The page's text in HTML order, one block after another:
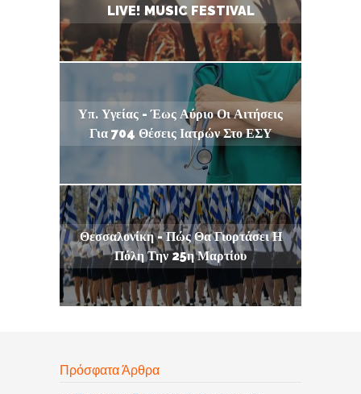
LIVE! MUSIC FESTIVAL
Υπ. Υγείας - Έως Αύριο Οι Αιτήσεις
Για 704 Θέσεις Ιατρών Στο ΕΣΥ
Θεσσαλονίκη - Πώς Θα Γιορτάσει Η
Πόλη Την 25η Μαρτίου
Πρόσφατα Άρθρα